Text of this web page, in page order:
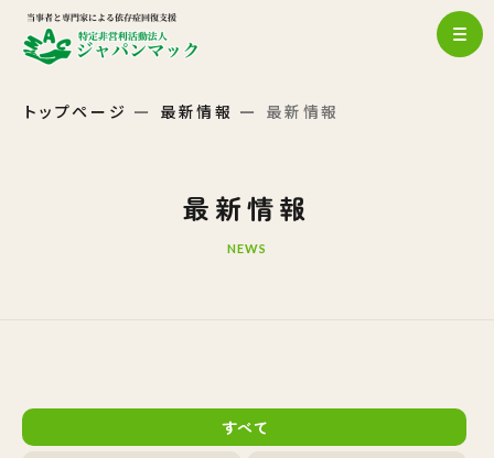
トップページ 最新情報 最新情報
最新情報
NEWS
すべて